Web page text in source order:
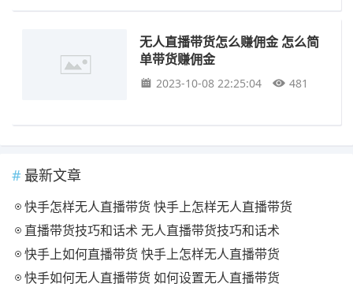
无人直播带货怎么赚佣金 怎么简
单带货赚佣金
2023-10-08 22:25:04 481
最新文章
快手怎样无人直播带货 快手上怎样无人直播带货
直播带货技巧和话术 无人直播带货技巧和话术
快手上如何直播带货 快手上怎样无人直播带货
快手如何无人直播带货 如何设置无人直播带货